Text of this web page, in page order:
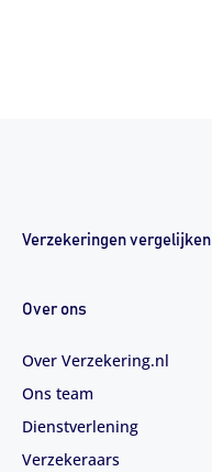
Verzekeringen vergelijken
Over ons
Over Verzekering.nl
Ons team
Dienstverlening
Verzekeraars